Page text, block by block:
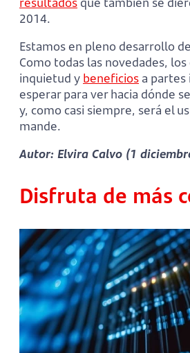
2014.
Estamos en pleno desarrollo
Como todas las novedades,
inquietud y beneficios a partes
esperar para ver hacia dónde
y, como casi siempre, será el
mande.
Autor: Elvira Calvo (1
Disfruta de más